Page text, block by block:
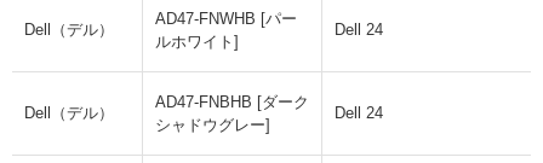
Dell（デル）
AD47-FNWHB [パー
ルホワイト]
Dell 24
Dell（デル）
AD47-FNBHB [ダーク
シャドウグレー]
Dell 24